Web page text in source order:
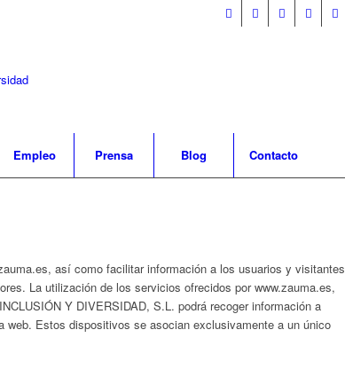
Empleo Prensa Blog Contacto
así como facilitar información a los usuarios y visitantes
La utilización de los servicios ofrecidos por www.zauma.es,
Y DIVERSIDAD, S.L. podrá recoger información a
Estos dispositivos se asocian exclusivamente a un único